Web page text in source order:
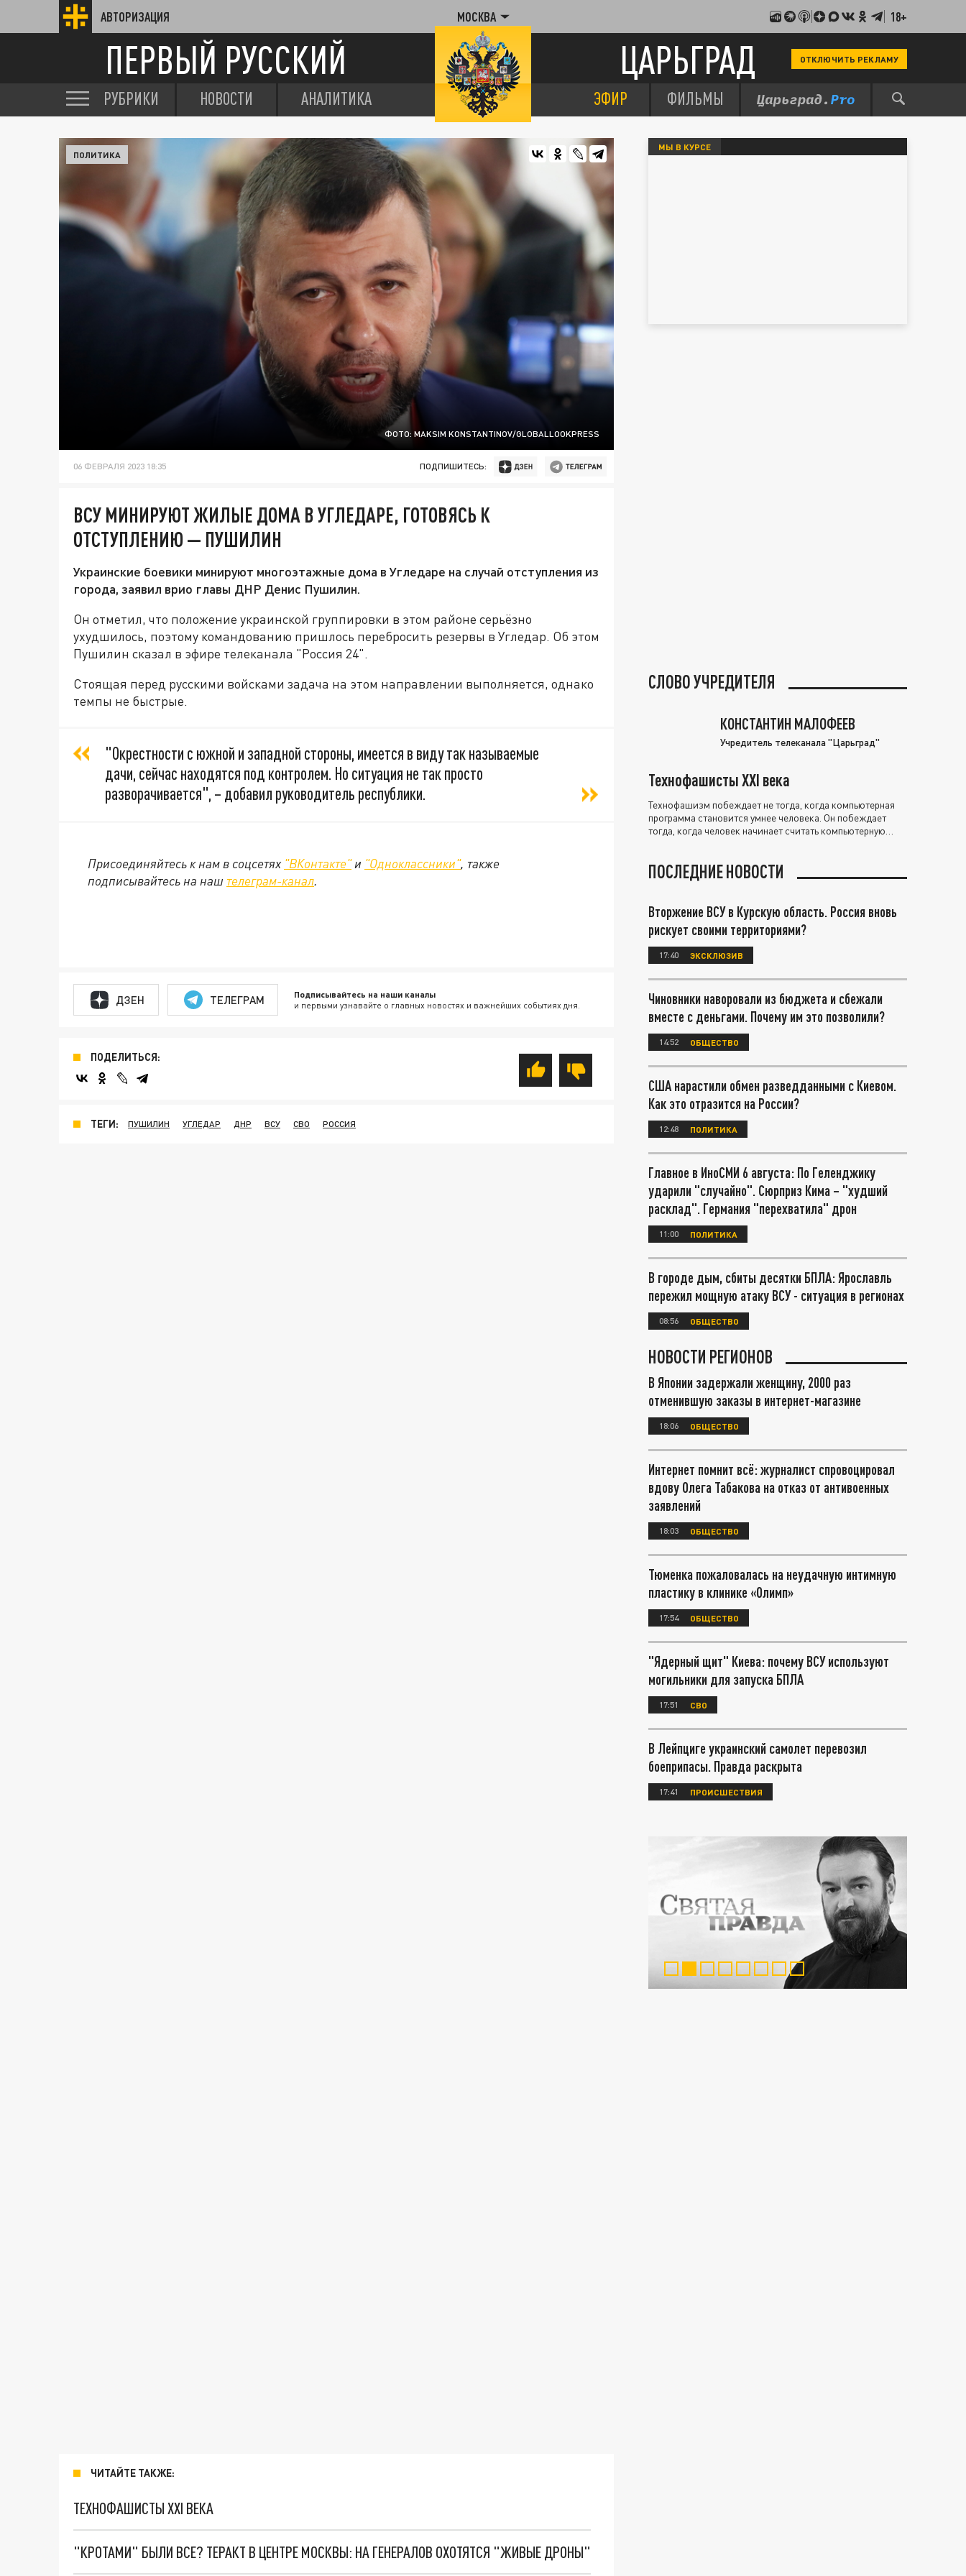
АВТОРИЗАЦИЯ МОСКВА 18+
ПЕРВЫЙ РУССКИЙ ЦАРЬГРАД ОТКЛЮЧИТЬ РЕКЛАМУ
РУБРИКИ НОВОСТИ АНАЛИТИКА ЭФИР ФИЛЬМЫ
ФОТО: MAKSIM KONSTANTINOV/GLOBALLOOKPRESS
ПОЛИТИКА
06 ФЕВРАЛЯ 2023 18:35 ПОДПИШИТЕСЬ:
ВСУ МИНИРУЮТ ЖИЛЫЕ ДОМА В УГЛЕДАРЕ, ГОТОВЯСЬ К
ОТСТУПЛЕНИЮ — ПУШИЛИН
Украинские боевики минируют многоэтажные дома в Угледаре на случай отступления из
города, заявил врио главы ДНР Денис Пушилин.
Он отметил, что положение украинской группировки в этом районе серьёзно
ухудшилось, поэтому командованию пришлось перебросить резервы в Угледар. Об этом
Пушилин сказал в эфире телеканала "Россия 24".
Стоящая перед русскими войсками задача на этом направлении выполняется, однако
темпы не быстрые.
"Окрестности с южной и западной стороны, имеется в виду так называемые
дачи, сейчас находятся под контролем. Но ситуация не так просто
разворачивается", – добавил руководитель республики.
Присоединяйтесь к нам в соцсетях "ВКонтакте"и "Одноклассники", также
подписывайтесь на наш телеграм-канал.
ДЗЕН ТЕЛЕГРАМ Подписывайтесь на наши каналы
и первыми узнавайте о главных новостях и важнейших событиях дня.
ПОДЕЛИТЬСЯ:
ТЕГИ: ПУШИЛИН УГЛЕДАР ДНР ВСУ СВО РОССИЯ
ЧИТАЙТЕ ТАКЖЕ:
ТЕХНОФАШИСТЫ XXI ВЕКА
"КРОТАМИ" БЫЛИ ВСЕ? ТЕРАКТ В ЦЕНТРЕ МОСКВЫ: НА ГЕНЕРАЛОВ ОХОТЯТСЯ "ЖИВЫЕ ДРОНЫ"
МЫ В КУРСЕ
СЛОВО УЧРЕДИТЕЛЯ
КОНСТАНТИН МАЛОФЕЕВ
Учредитель телеканала "Царьград"
Технофашисты XXI века
Технофашизм побеждает не тогда, когда компьютерная
программа становится умнее человека. Он побеждает
тогда, когда человек начинает считать компьютерную
ПОСЛЕДНИЕ НОВОСТИ
Вторжение ВСУ в Курскую область. Россия вновь
рискует своими территориями?
17:40 ЭКСКЛЮЗИВ
Чиновники наворовали из бюджета и сбежали
вместе с деньгами. Почему им это позволили?
14:52 ОБЩЕСТВО
США нарастили обмен разведданными с Киевом.
Как это отразится на России?
12:48 ПОЛИТИКА
Главное в ИноСМИ 6 августа: По Геленджику
ударили "случайно". Сюрприз Кима – "худший
расклад". Германия "перехватила" дрон
11:00 ПОЛИТИКА
В городе дым, сбиты десятки БПЛА: Ярославль
пережил мощную атаку ВСУ - ситуация в регионах
08:56 ОБЩЕСТВО
НОВОСТИ РЕГИОНОВ
В Японии задержали женщину, 2000 раз
отменившую заказы в интернет-магазине
18:06 ОБЩЕСТВО
Интернет помнит всё: журналист спровоцировал
вдову Олега Табакова на отказ от антивоенных
заявлений
18:03 ОБЩЕСТВО
Тюменка пожаловалась на неудачную интимную
пластику в клинике «Олимп»
17:54 ОБЩЕСТВО
"Ядерный щит" Киева: почему ВСУ используют
могильники для запуска БПЛА
17:51 СВО
В Лейпциге украинский самолет перевозил
боеприпасы. Правда раскрыта
17:41 ПРОИСШЕСТВИЯ